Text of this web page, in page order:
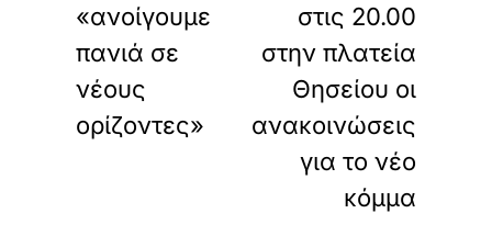
«ανοίγουμε
πανιά σε
νέους
ορίζοντες»
στις 20.00
στην πλατεία
Θησείου οι
ανακοινώσεις
για το νέο
κόμμα